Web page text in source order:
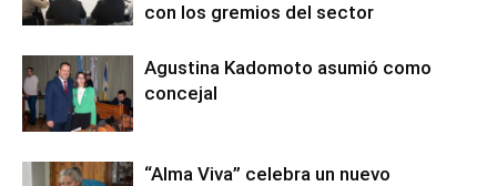
con los gremios del sector
Agustina Kadomoto asumió como
concejal
“Alma Viva” celebra un nuevo